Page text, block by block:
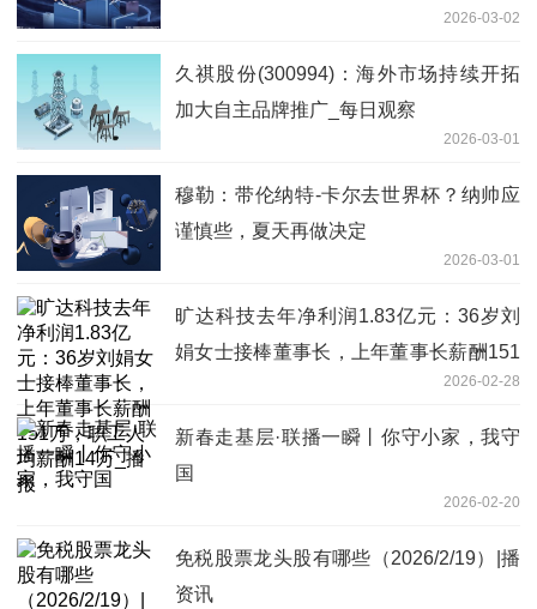
2026-03-02
久祺股份(300994)：海外市场持续开拓
加大自主品牌推广_每日观察
2026-03-01
穆勒：带伦纳特-卡尔去世界杯？纳帅应
谨慎些，夏天再做决定
2026-03-01
旷达科技去年净利润1.83亿元：36岁刘
娟女士接棒董事长，上年董事长薪酬151
2026-02-28
新春走基层·联播一瞬丨你守小家，我守
国
2026-02-20
免税股票龙头股有哪些（2026/2/19）|播
资讯